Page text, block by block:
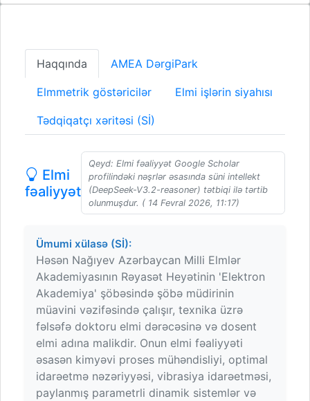
Haqqında AMEA DərgiPark
Elmmetrik göstəricilər Elmi işlərin siyahısı
Tədqiqatçı xəritəsi (Sİ)
Elmi
fəaliyyət
Qeyd: Elmi fəaliyyət Google Scholar
profilindəki nəşrlər əsasında süni intellekt
(DeepSeek-V3.2-reasoner) tətbiqi ilə tərtib
olunmuşdur. ( 14 Fevral 2026, 11:17)
Ümumi xülasə (Sİ):
Həsən Nağıyev Azərbaycan Milli Elmlər
Akademiyasının Rəyasət Heyətinin 'Elektron
Akademiya' şöbəsində şöbə müdirinin
müavini vəzifəsində çalışır, texnika üzrə
fəlsəfə doktoru elmi dərəcəsinə və dosent
elmi adına malikdir. Onun elmi fəaliyyəti
əsasən kimyəvi proses mühəndisliyi, optimal
idarəetmə nəzəriyyəsi, vibrasiya idarəetməsi,
paylanmış parametrli dinamik sistemlər və